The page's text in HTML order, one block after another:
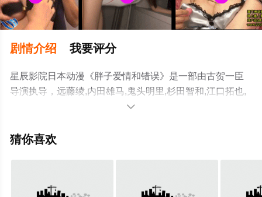
剧情介绍 我要评分
星辰影院日本动漫《胖子爱情和错误》是一部由古贺一臣
导演执导，远藤绫,内田雄马,鬼头明里,杉田智和,江口拓也,
竹内荣治,诹访部顺一,千叶翔也等明星精彩演绎的日本动
删减完整版动漫全集就来星辰影视，更多相关信息可移步

猜你喜欢